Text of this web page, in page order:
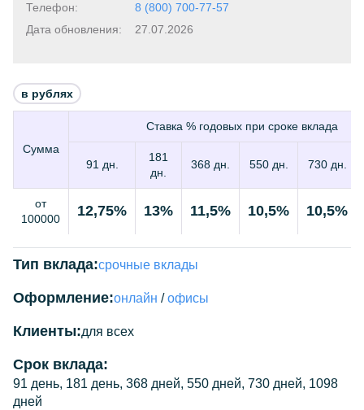
Телефон:
8 (800) 700-77-57
Дата обновления:
27.07.2026
в рублях
Сумма
Ставка % годовых при сроке вклада
91 дн.
181
дн.
368 дн. 550 дн. 730 дн.
от
100000
12,75% 13% 11,5% 10,5% 10,5%
Тип вклада:срочные вклады
Оформление:онлайн /офисы
Клиенты:для всех
Срок вклада:
91 день, 181 день, 368 дней, 550 дней, 730 дней, 1098
дней